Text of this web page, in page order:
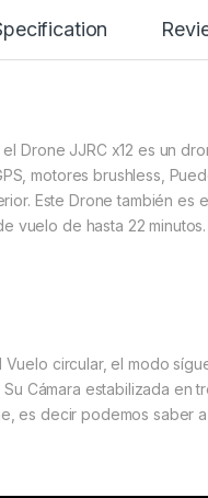
el Drone JJRC x12 es un
motores brushless,
Este Drone también es
vuelo de hasta 22 minutos.
circular, el modo
Cámara estabilizada en
es decir podemos saber